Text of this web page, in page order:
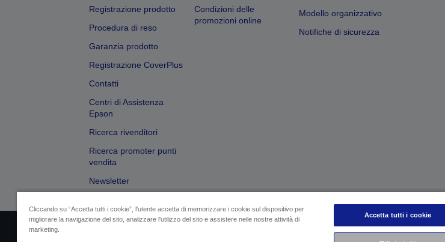
Registrazione prodotto
Procedura di reso
Garanzia prodotto
Registrazione CoverPlus
Contatti
Centri di Assistenza
Epson
Ricerca rivenditori
Ricerca promoter punti
vendita
Newsletter
Condizioni delle
promozioni online
Modello organizzativo
Notifiche di sicurezza
Informativa sulla privacy
Cliccando su “Accetta tutti i cookie”, l'utente accetta di memorizzare i cookie sul dispositivo per
migliorare la navigazione del sito, analizzare l'utilizzo del sito e assistere nelle nostre attività di
marketing.
Accetta tutti i cookie